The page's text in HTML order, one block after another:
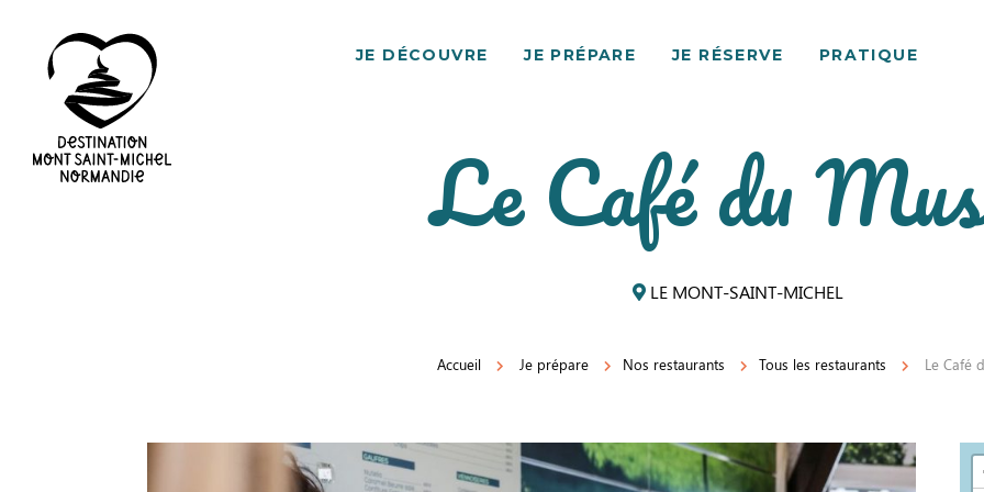
JE DÉCOUVRE JE PRÉPARE JE RÉSERVE PRATIQUE
Le Café du
LE MONT-SAINT-MICHEL
Accueil Je prépare Nos restaurants Tous les restaurants Le Café